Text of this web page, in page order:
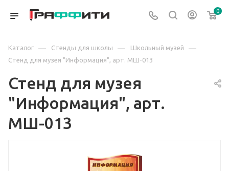
0
Каталог — Стенды для школы — Школьный музей —
Стенд для музея "Информация", арт. МШ-013
Стенд для музея
"Информация", арт.
МШ-013